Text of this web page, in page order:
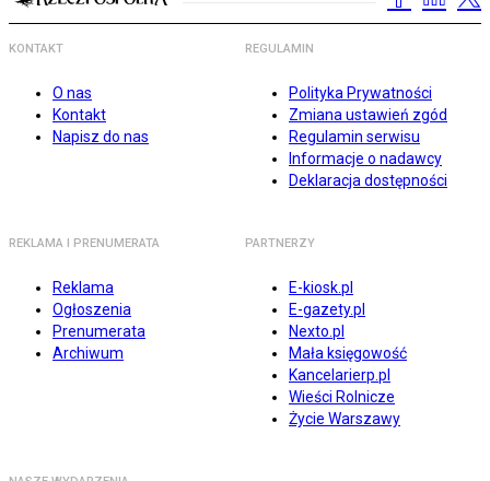
KONTAKT
O nas
Kontakt
Napisz do nas
REGULAMIN
Polityka Prywatności
Zmiana ustawień zgód
Regulamin serwisu
Informacje o nadawcy
Deklaracja dostępności
REKLAMA I PRENUMERATA
Reklama
Ogłoszenia
Prenumerata
Archiwum
PARTNERZY
E-kiosk.pl
E-gazety.pl
Nexto.pl
Mała księgowość
Kancelarierp.pl
Wieści Rolnicze
Życie Warszawy